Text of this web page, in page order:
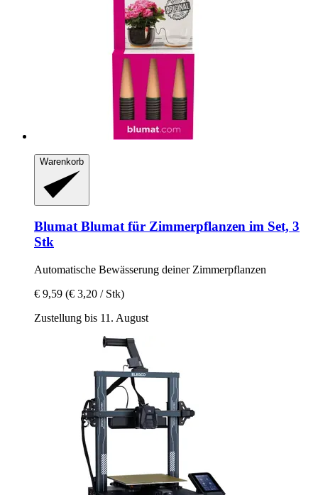
Warenkorb
BlumatBlumat für Zimmerpflanzen im Set, 3
Stk
Automatische Bewässerung deiner Zimmerpflanzen
€ 9,59 (€ 3,20 / Stk)
Zustellung bis 11. August